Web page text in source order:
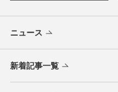
ニュース
新着記事一覧